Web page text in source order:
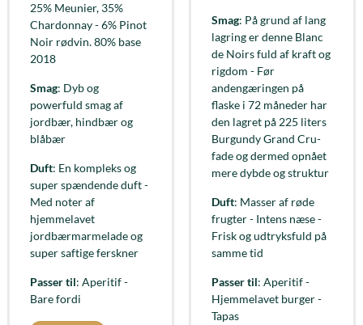
25% Meunier, 35%
Chardonnay - 6% Pinot
Noir rødvin. 80% base
2018
Smag: Dyb og
powerfuld smag af
jordbær, hindbær og
blåbær
Duft: En kompleks og
super spændende duft -
Med noter af
hjemmelavet
jordbærmarmelade og
super saftige ferskner
Passer til: Aperitif -
Bare fordi
Smag: På grund af lang
lagring er denne Blanc
de Noirs fuld af kraft og
rigdom - Før
andengæringen på
flaske i 72 måneder har
den lagret på 225 liters
Burgundy Grand Cru-
fade og dermed opnået
mere dybde og struktur
Duft: Masser af røde
frugter - Intens næse -
Frisk og udtryksfuld på
samme tid
Passer til: Aperitif -
Hjemmelavet burger -
Tapas